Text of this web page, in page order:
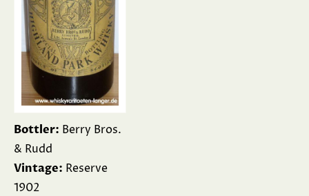
Bottler: Berry Bros.
& Rudd
Vintage: Reserve
1902